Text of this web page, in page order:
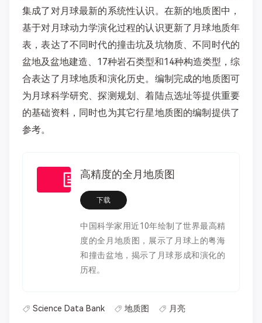
集成了对月球最新的系统性认识。在新的地质图中，
基于对月球动力学演化过程的认识更新了月球地质年
表，表达了不同时代的撞击坑及坑物质、不同时代的
盆地及盆地建造、17种岩石类型和14种构造类型，综
合表达了月球地质和演化历史。编制完成的地质图可
为月球科学研究、探测规划、着陆点选址等提供重要
的基础资料，同时也为其它行星地质图的编制提供了
参考。
高精度的全月地质图
下载
中国科学家用近10年绘制了世界最高精
度的全月地质图，展示了月球上的粤海
和撞击盆地，揭示了月球形成和演化的
历程。
Science Data Bank 地质图 月亮